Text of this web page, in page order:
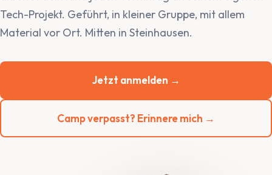
Tech-Projekt. Geführt, in kleiner Gruppe, mit allem
Material vor Ort. Mitten in Steinhausen.
Jetzt anmelden →
Camp verpasst? Erinnere mich →